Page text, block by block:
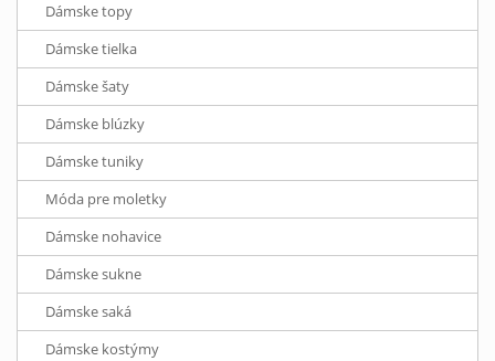
Dámske topy
Dámske tielka
Dámske šaty
Dámske blúzky
Dámske tuniky
Móda pre moletky
Dámske nohavice
Dámske sukne
Dámske saká
Dámske kostýmy